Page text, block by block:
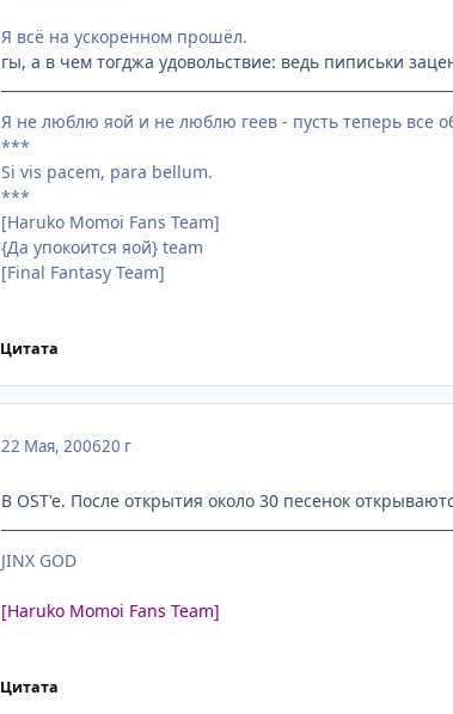
Я всё на ускоренном прошёл.
гы, а в чем тогджа удовольствие: ведь пиписьки
Я не люблю яой и не люблю геев - пусть теперь все
***
Si vis pacem, para bellum.
***
[Haruko Momoi Fans Team]
{Да упокоится яой} team
[Final Fantasy Team]
Цитата
22 Мая, 200620 г
В OST'e. После открытия около 30 песенок
JINX GOD
[Haruko Momoi Fans Team]
Цитата